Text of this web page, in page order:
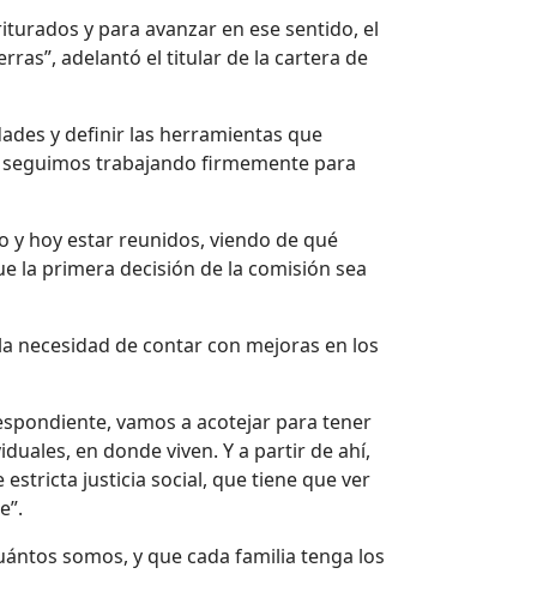
y para avanzar en ese sentido, el
adelantó el titular de la cartera de
y definir las herramientas que
trabajando firmemente para
y hoy estar reunidos, viendo de qué
la primera decisión de la comisión sea
necesidad de contar con mejoras en los
vamos a acotejar para tener
en donde viven. Y a partir de ahí,
justicia social, que tiene que ver
somos, y que cada familia tenga los